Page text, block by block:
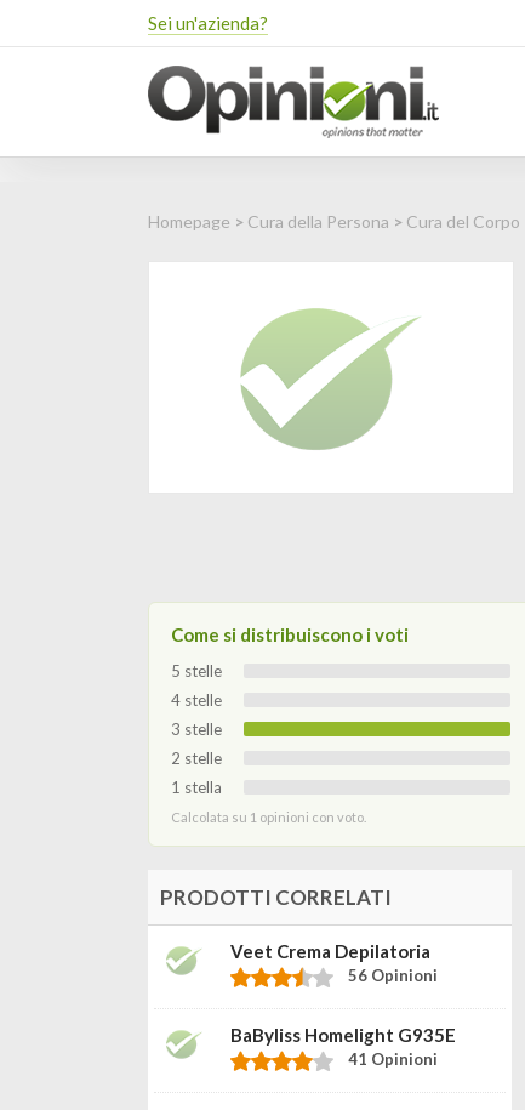
Sei un'azienda?
Homepage > Cura della Persona > Cura del Corpo
Come si distribuiscono i voti
5 stelle
4 stelle
3 stelle
2 stelle
1 stella
Calcolata su 1 opinioni con voto.
PRODOTTI CORRELATI
Veet Crema Depilatoria
56 Opinioni
BaByliss Homelight G935E
41 Opinioni